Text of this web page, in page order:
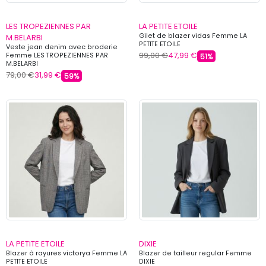
LES TROPEZIENNES PAR
M.BELARBI
Veste jean denim avec broderie
Femme LES TROPEZIENNES PAR
M.BELARBI
79,00 €31,99 € 59%
LA PETITE ETOILE
Gilet de blazer vidas Femme LA
PETITE ETOILE
99,00 €47,99 € 51%
LA PETITE ETOILE
Blazer à rayures victorya Femme LA
PETITE ETOILE
DIXIE
Blazer de tailleur regular Femme
DIXIE